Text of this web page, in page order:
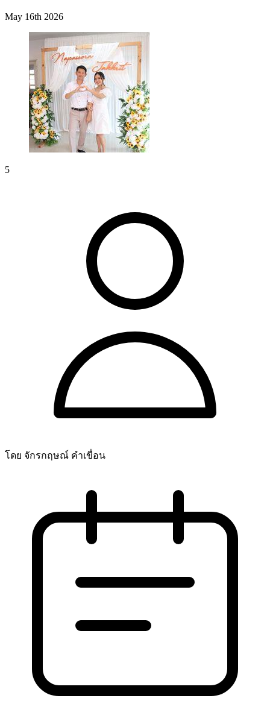
May 16th 2026
5
โดย จักรกฤษณ์ คำเขื่อน